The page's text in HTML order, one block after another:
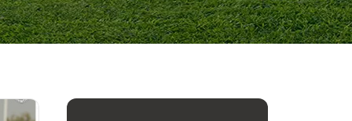
خبرها دوچرخه سواري